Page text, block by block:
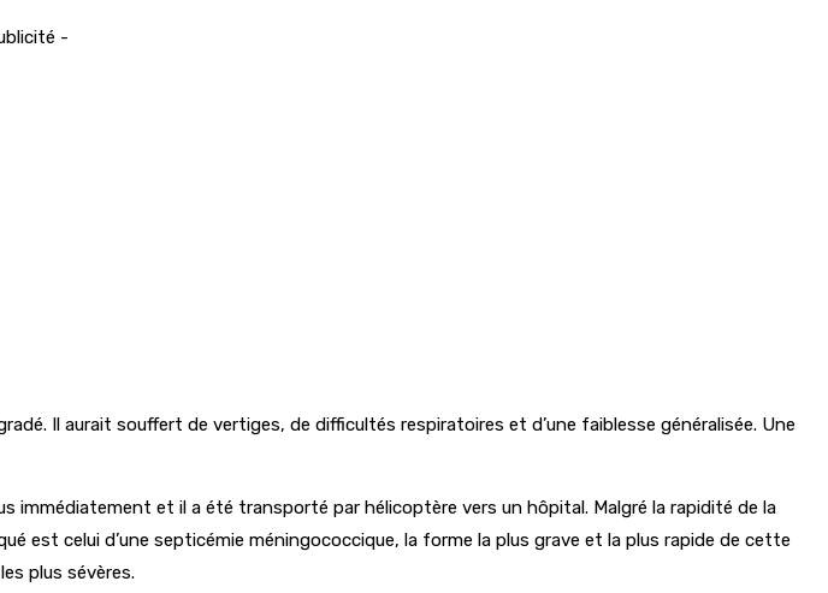
-
Il aurait souffert de vertiges, de difficultés respiratoires et d’une faiblesse généralisée. Une
immédiatement et il a été transporté par hélicoptère vers un hôpital. Malgré la rapidité de la
est celui d’une septicémie méningococcique, la forme la plus grave et la plus rapide de cette
plus sévères.